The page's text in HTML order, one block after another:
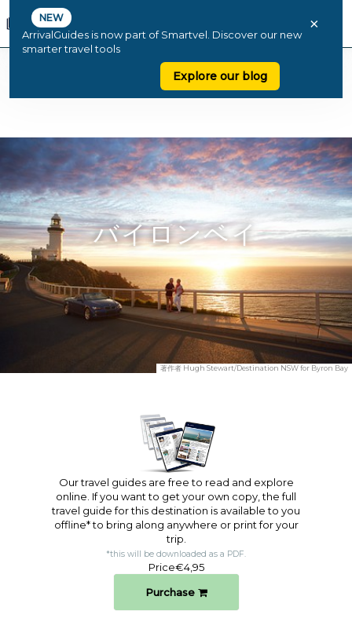
NEW
ArrivalGuides is now part of Smartvel. Discover our new
smarter travel tools
Explore our blog
×
バイロンベイ
著作者 Hugh Stewart/Destination NSW for Byron Bay
Our travel guides are free to read and explore
online. If you want to get your own copy, the full
travel guide for this destination is available to you
offline* to bring along anywhere or print for your
trip.​
*this will be downloaded as a PDF.
Price€4,95
Purchase